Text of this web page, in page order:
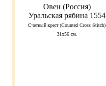
Овен (Россия)
Уральская рябина 1554
Счетный крест (Counted Cross Stitch)
31x56 см.